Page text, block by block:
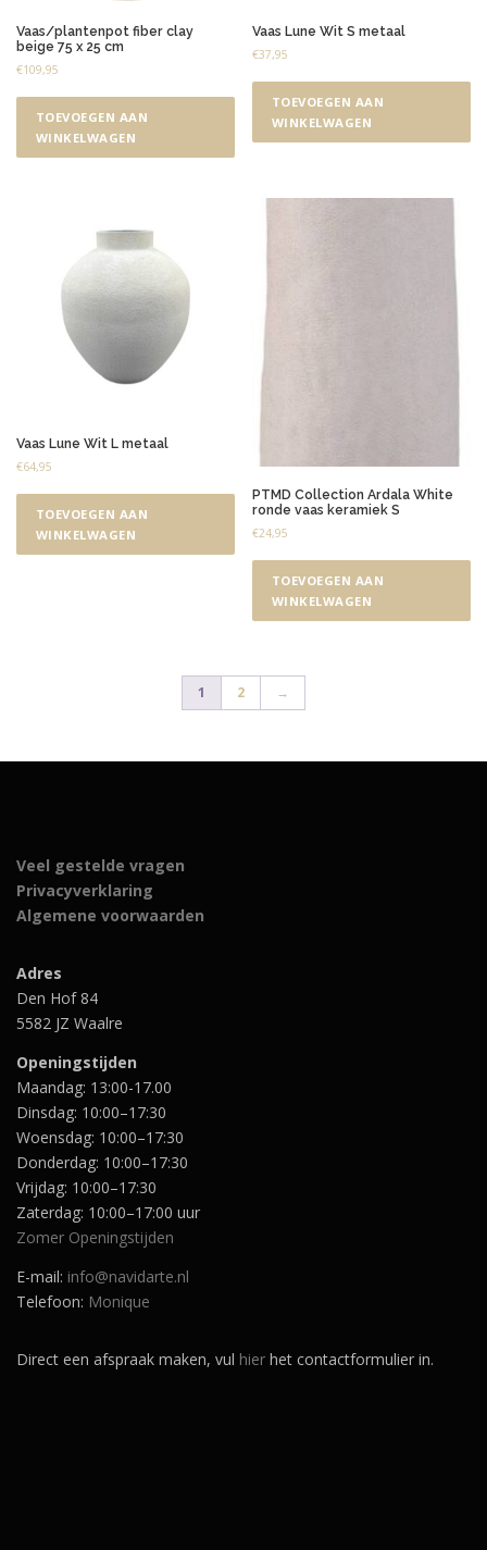
Vaas/plantenpot fiber clay
beige 75 x 25 cm
€109,95
TOEVOEGEN AAN
WINKELWAGEN
Vaas Lune Wit S metaal
€37,95
TOEVOEGEN AAN
WINKELWAGEN
Vaas Lune Wit L metaal
€64,95
TOEVOEGEN AAN
WINKELWAGEN
PTMD Collection Ardala White
ronde vaas keramiek S
€24,95
TOEVOEGEN AAN
WINKELWAGEN
1 2 →
Veel gestelde vragen
Privacyverklaring
Algemene voorwaarden
Adres
Den Hof 84
5582 JZ Waalre
Openingstijden
Maandag: 13:00-17.00
Dinsdag: 10:00–17:30
Woensdag: 10:00–17:30
Donderdag: 10:00–17:30
Vrijdag: 10:00–17:30
Zaterdag: 10:00–17:00 uur
Zomer Openingstijden
E-mail: info@navidarte.nl
Telefoon: Monique
Direct een afspraak maken, vul hier het contactformulier in.